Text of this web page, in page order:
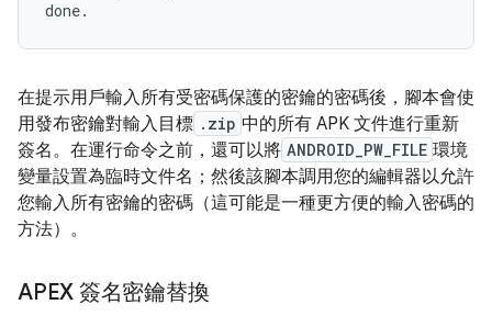
在提示用戶輸入所有受密碼保護的密鑰的密碼後，腳本會使
用發布密鑰對輸入目標 .zip 中的所有 APK 文件進行重新
簽名。在運行命令之前，還可以將 ANDROID_PW_FILE 環境
變量設置為臨時文件名；然後該腳本調用您的編輯器以允許
您輸入所有密鑰的密碼（這可能是一種更方便的輸入密碼的
方法）。
APEX 簽名密鑰替換